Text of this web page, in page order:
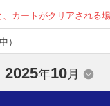
カートがクリアされる場
）
2025年10月